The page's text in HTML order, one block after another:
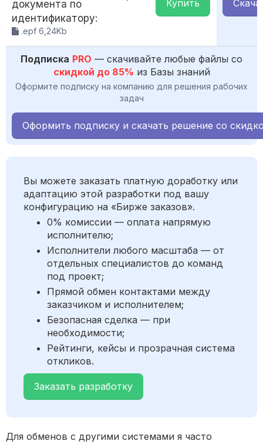
документа по
идентификатору:
.epf 6,24Kb
Купить
Подписка PRO — скачивайте любые файлы со
скидкой до 85% из Базы знаний
Оформите подписку на компанию для решения рабочих
задач
Оформить подписку и скачать решение со
Вы можете заказать платную доработку или
адаптацию этой разработки под вашу
конфигурацию на «Бирже заказов».
0% комиссии — оплата напрямую
исполнителю;
Исполнители любого масштаба — от
отдельных специалистов до команд
под проект;
Прямой обмен контактами между
заказчиком и исполнителем;
Безопасная сделка — при
необходимости;
Рейтинги, кейсы и прозрачная система
откликов.
Заказать разработку
Для обменов с другими системами я часто